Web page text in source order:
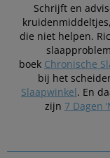
Schrijft en
die niet helpen.
boek Chronische
bij het
Slaapwinkel. En
zijn 7 Dagen